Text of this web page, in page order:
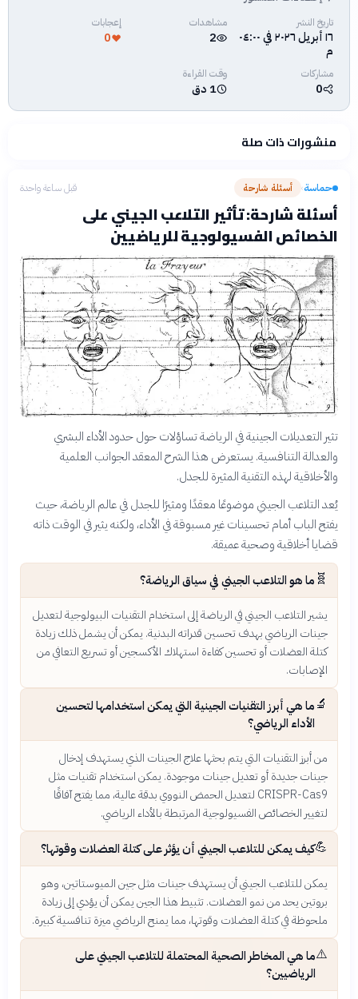
تاريخ النشر
١٦ أبريل ٢٠٢٦ في ٠٤:٠٠
م
مشاهدات
2
إعجابات
0
مشاركات
0
وقت القراءة
1 دق
منشورات ذات صلة
حماسة› أسئلة شارحة قبل ساعة واحدة
أسئلة شارحة: تأثير التلاعب الجيني على
الخصائص الفسيولوجية للرياضيين
تثير التعديلات الجينية في الرياضة تساؤلات حول حدود الأداء البشري
والعدالة التنافسية. يستعرض هذا الشرح المعقد الجوانب العلمية
والأخلاقية لهذه التقنية المثيرة للجدل.
يُعد التلاعب الجيني موضوعًا معقدًا ومثيرًا للجدل في عالم الرياضة، حيث
يفتح الباب أمام تحسينات غير مسبوقة في الأداء، ولكنه يثير في الوقت ذاته
قضايا أخلاقية وصحية عميقة.
🧬 ما هو التلاعب الجيني في سياق الرياضة؟
يشير التلاعب الجيني في الرياضة إلى استخدام التقنيات البيولوجية لتعديل
جينات الرياضي بهدف تحسين قدراته البدنية. يمكن أن يشمل ذلك زيادة
كتلة العضلات أو تحسين كفاءة استهلاك الأكسجين أو تسريع التعافي من
الإصابات.
🔬ما هي أبرز التقنيات الجينية التي يمكن استخدامها لتحسين
الأداء الرياضي؟
من أبرز التقنيات التي يتم بحثها علاج الجينات الذي يستهدف إدخال
جينات جديدة أو تعديل جينات موجودة. يمكن استخدام تقنيات مثل
CRISPR-Cas9 لتعديل الحمض النووي بدقة عالية، مما يفتح آفاقًا
لتغيير الخصائص الفسيولوجية المرتبطة بالأداء الرياضي.
💪كيف يمكن للتلاعب الجيني أن يؤثر على كتلة العضلات وقوتها؟
يمكن للتلاعب الجيني أن يستهدف جينات مثل جين الميوستاتين، وهو
بروتين يحد من نمو العضلات. تثبيط هذا الجين يمكن أن يؤدي إلى زيادة
ملحوظة في كتلة العضلات وقوتها، مما يمنح الرياضي ميزة تنافسية كبيرة.
⚠️ما هي المخاطر الصحية المحتملة للتلاعب الجيني على
الرياضيين؟